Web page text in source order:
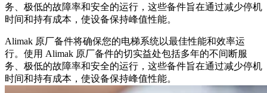
务、极低的故障率和安全的运行，这些备件旨在通过减少停机
时间和持有成本，使设备保持峰值性能。
Alimak 原厂备件将确保您的电梯系统以最佳性能和效率运
行。使用 Alimak 原厂备件的切实益处包括多年的不间断服
务、极低的故障率和安全的运行，这些备件旨在通过减少停机
时间和持有成本，使设备保持峰值性能。